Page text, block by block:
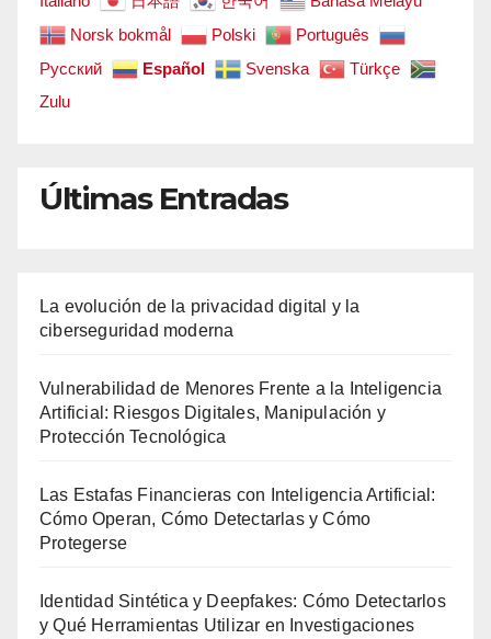
Norsk bokmål
Polski
Português
Русский
Español Svenska
Türkçe
Zulu
Últimas Entradas
La evolución de la privacidad digital y la
ciberseguridad moderna
Vulnerabilidad de Menores Frente a la Inteligencia
Artificial: Riesgos Digitales, Manipulación y
Protección Tecnológica
Las Estafas Financieras con Inteligencia Artificial:
Cómo Operan, Cómo Detectarlas y Cómo
Protegerse
Identidad Sintética y Deepfakes: Cómo Detectarlos
y Qué Herramientas Utilizar en Investigaciones